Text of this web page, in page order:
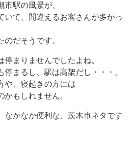
市駅の風景が、
いて、間違えるお客さんが多かっ
のだそうです。
まりませんでしたよね。
停まるし、駅は高架だし・・・。
や、寝起きの方には
かもしれません。
なかなか便利な、茨木市ネタです